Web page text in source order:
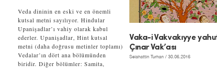
Veda dininin en eski ve en önemli
kutsal metni sayılıyor. Hindular
Upanişadlar’ı vahiy olarak kabul
ederler. Upanişadlar, Hint kutsal
metni (daha doğrusu metinler toplamı)
Vedalar’ın dört ana bölümünden
biridir. Diğer bölümler: Samita,
Vaka-i Vakvakıyye
Çınar Vak’ası
Selahattin Turhan / 30.06.2016